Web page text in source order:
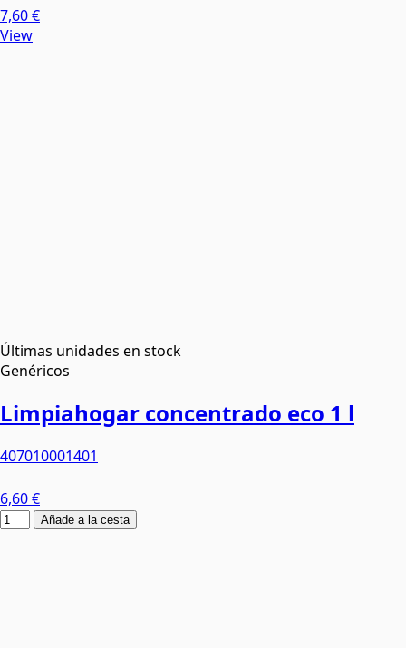
7,60 €
View
Últimas unidades en stock
Genéricos
Limpiahogar concentrado eco 1 l
407010001401
6,60 €
Añade a la cesta